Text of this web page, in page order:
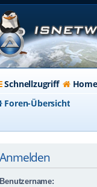
Schnellzugriff Home
Foren-Übersicht
Anmelden
Benutzername: